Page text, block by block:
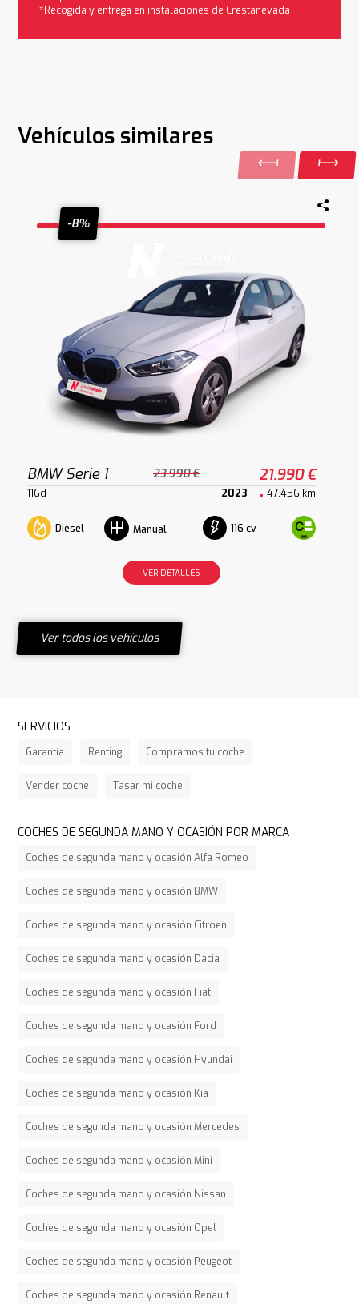
*Recogida y entrega en instalaciones de Crestanevada
Vehículos similares
-8%
BMW Serie 1 23.990 € 21.990 €
116d 2023 47.456 km
Diesel Manual 116 cv
VER DETALLES
Ver todos los vehículos
SERVICIOS
Garantía Renting Compramos tu coche
Vender coche Tasar mi coche
COCHES DE SEGUNDA MANO Y OCASIÓN POR MARCA
Coches de segunda mano y ocasión Alfa Romeo
Coches de segunda mano y ocasión BMW
Coches de segunda mano y ocasión Citroen
Coches de segunda mano y ocasión Dacia
Coches de segunda mano y ocasión Fiat
Coches de segunda mano y ocasión Ford
Coches de segunda mano y ocasión Hyundai
Coches de segunda mano y ocasión Kia
Coches de segunda mano y ocasión Mercedes
Coches de segunda mano y ocasión Mini
Coches de segunda mano y ocasión Nissan
Coches de segunda mano y ocasión Opel
Coches de segunda mano y ocasión Peugeot
Coches de segunda mano y ocasión Renault